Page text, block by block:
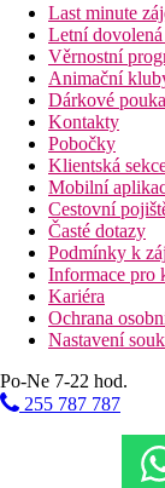
Last minute
Letní
Věrnostní
Animační
Dárkové
Kontakty
Pobočky
Klientská
Mobilní
Cestovní
Časté dotazy
Podmínky k
Informace pro
Kariéra
Ochrana
Nastavení
Po-Ne 7-22 hod.
255 787 787